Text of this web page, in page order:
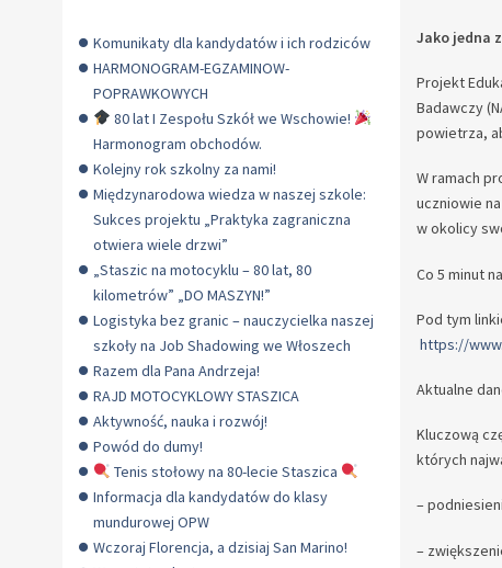
Jako jedna
Projekt
Badawczy
powietrza,
W ramach
uczniowie
w okolicy
Co 5 minut
Pod tym
https://
Aktualne
Kluczową
których
–
–
Komunikaty dla kandydatów i ich rodziców
HARMONOGRAM-EGZAMINOW-
POPRAWKOWYCH
80 lat I Zespołu Szkół we Wschowie!
Harmonogram obchodów.
Kolejny rok szkolny za nami!
Międzynarodowa wiedza w naszej szkole:
Sukces projektu „Praktyka zagraniczna
otwiera wiele drzwi”
„Staszic na motocyklu – 80 lat, 80
kilometrów” „DO MASZYN!”
Logistyka bez granic – nauczycielka naszej
szkoły na Job Shadowing we Włoszech
Razem dla Pana Andrzeja!
RAJD MOTOCYKLOWY STASZICA
Aktywność, nauka i rozwój!
Powód do dumy!
Tenis stołowy na 80-lecie Staszica
Informacja dla kandydatów do klasy
mundurowej OPW
Wczoraj Florencja, a dzisiaj San Marino!